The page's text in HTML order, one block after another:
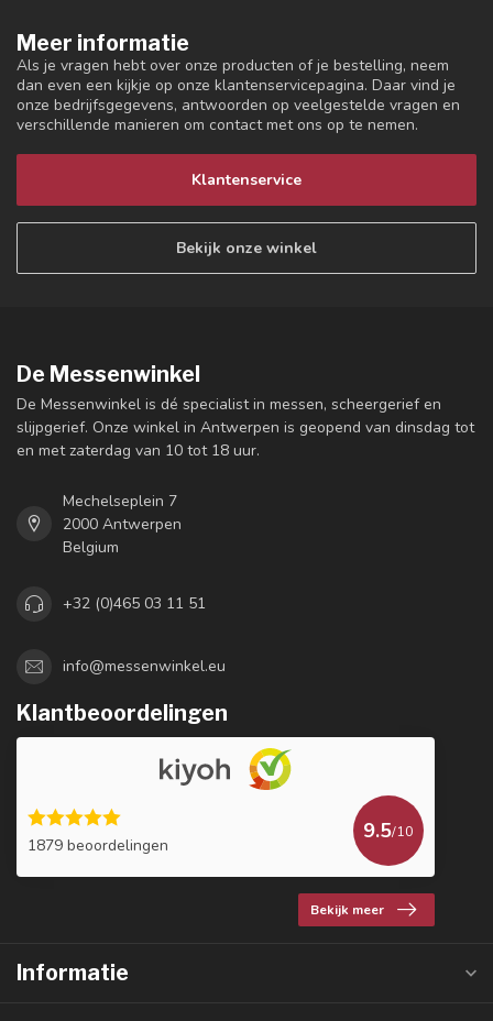
Meer informatie
Als je vragen hebt over onze producten of je bestelling, neem
dan even een kijkje op onze klantenservicepagina. Daar vind je
onze bedrijfsgegevens, antwoorden op veelgestelde vragen en
verschillende manieren om contact met ons op te nemen.
Klantenservice
Bekijk onze winkel
De Messenwinkel
De Messenwinkel is dé specialist in messen, scheergerief en
slijpgerief. Onze winkel in Antwerpen is geopend van dinsdag tot
en met zaterdag van 10 tot 18 uur.
Mechelseplein 7
2000 Antwerpen
Belgium
+32 (0)465 03 11 51
info@messenwinkel.eu
Klantbeoordelingen
1879 beoordelingen
9.5/10
Bekijk meer
Informatie